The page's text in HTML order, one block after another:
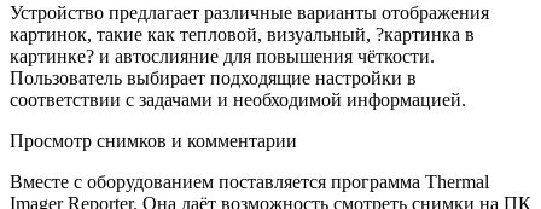
Устройство предлагает различные варианты отображения
картинок, такие как тепловой, визуальный, ?картинка в
картинке? и автослияние для повышения чёткости.
Пользователь выбирает подходящие настройки в
соответствии с задачами и необходимой информацией.
Просмотр снимков и комментарии
Вместе с оборудованием поставляется программа Thermal
Imager Reporter. Она даёт возможность смотреть снимки на ПК